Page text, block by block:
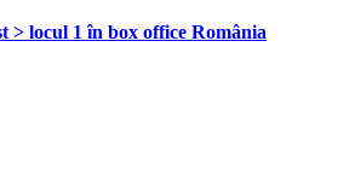
> locul 1 în box office România